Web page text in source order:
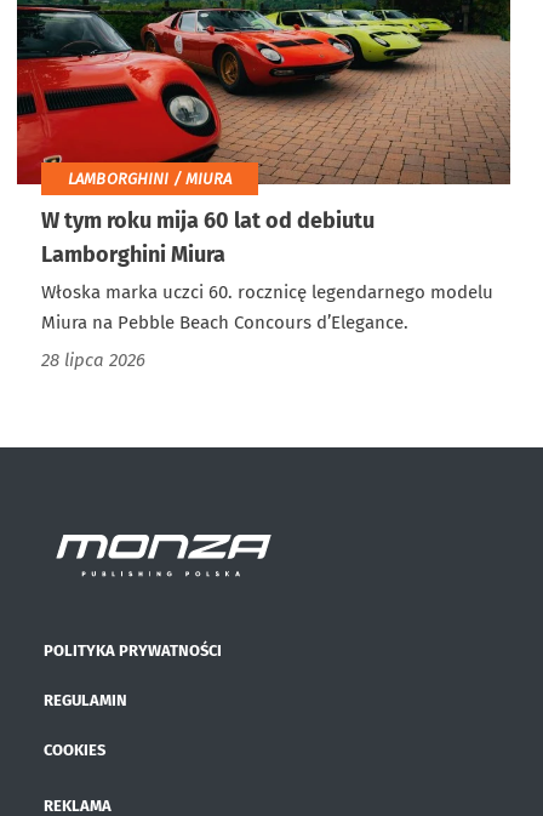
LAMBORGHINI / MIURA
W tym roku mija 60 lat od debiutu
Lamborghini Miura
Włoska marka uczci 60. rocznicę legendarnego modelu
Miura na Pebble Beach Concours d’Elegance.
28 lipca 2026
POLITYKA PRYWATNOŚCI
REGULAMIN
COOKIES
REKLAMA